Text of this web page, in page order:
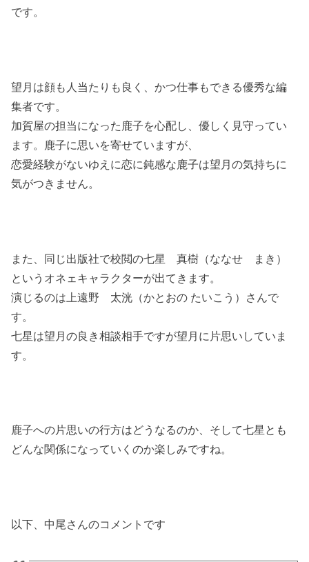
です。
望月は顔も人当たりも良く、かつ仕事もできる優秀な編
集者です。
加賀屋の担当になった鹿子を心配し、優しく見守ってい
ます。鹿子に思いを寄せていますが、
恋愛経験がないゆえに恋に鈍感な鹿子は望月の気持ちに
気がつきません。
また、同じ出版社で校閲の七星 真樹（ななせ まき）
というオネェキャラクターが出てきます。
演じるのは上遠野 太洸（かとおの たいこう）さんで
す。
七星は望月の良き相談相手ですが望月に片思いしていま
す。
鹿子への片思いの行方はどうなるのか、そして七星とも
どんな関係になっていくのか楽しみですね。
以下、中尾さんのコメントです